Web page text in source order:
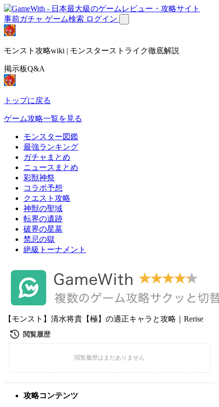
事前ガチャ ゲーム検索 ログイン
モンスト攻略wiki | モンスターストライク徹底解説
掲示板Q&A
トップに戻る
ゲーム攻略一覧を見る
モンスター図鑑
最強ランキング
ガチャまとめ
ニュースまとめ
彩獣神祭
コラボ予想
クエスト攻略
神獣の聖域
転界の遺跡
破界の星墓
禁忌の獄
絶級トーナメント
【モンスト】清水将貴【極】の適正キャラと攻略｜Rerise
攻略コンテンツ